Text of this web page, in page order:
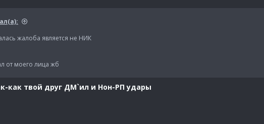
жалоба является не НИК
от моего лица жб
как твой друг ДМ`ил и Нон-РП удары